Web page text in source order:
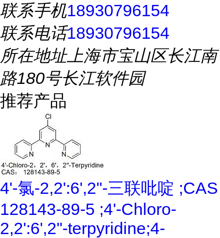
联系手机18930796154
联系电话18930796154
所在地址上海市宝山区长江南
路180号长江软件园
推荐产品
4'-氯-2,2':6',2''-三联吡啶 ;CAS
128143-89-5 ;4'-Chloro-
2,2':6',2''-terpyridine;4-